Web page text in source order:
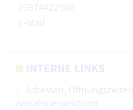
03874422960
E-Mail
INTERNE LINKS
Adressen,
Annahmespektrum